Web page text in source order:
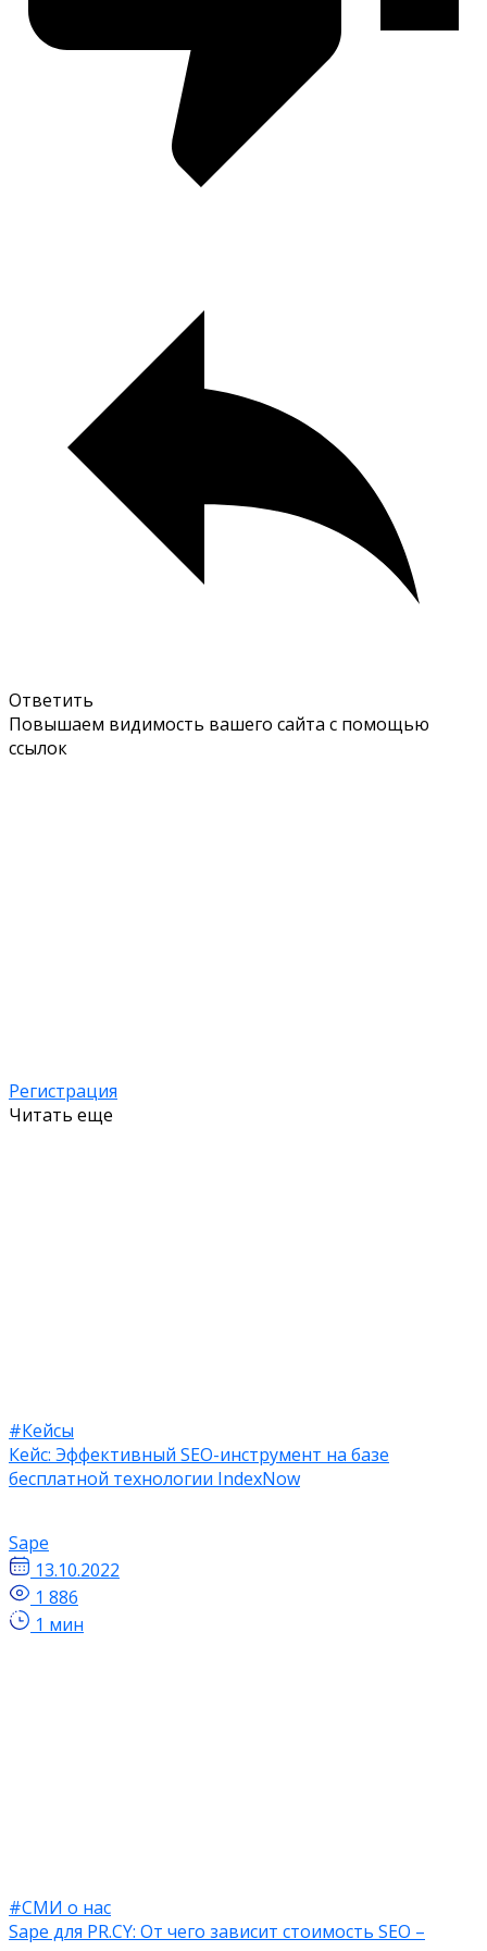
Ответить
Повышаем видимость вашего сайта с помощью
ссылок
Регистрация
Читать еще
#Кейсы
Кейс: ​​Эффективный SEO-инструмент на базе
бесплатной технологии IndexNow
Sape
13.10.2022
1 886
1 мин
#СМИ о нас
Sape для PR.CY: ​​От чего зависит стоимость SEO –